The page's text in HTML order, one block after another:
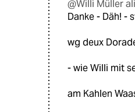
@Willi Müller
Danke - Däh! -
wg deux
- wie Willi mit
am Kahlen